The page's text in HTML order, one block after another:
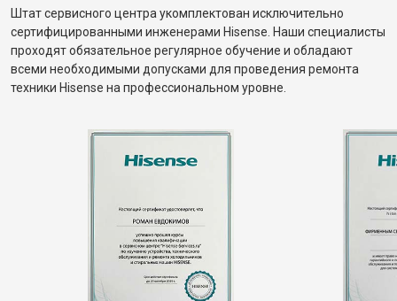
Штат сервисного центра укомплектован исключительно
сертифицированными инженерами Hisense. Наши специалисты
проходят обязательное регулярное обучение и обладают
всеми необходимыми допусками для проведения ремонта
техники Hisense на профессиональном уровне.